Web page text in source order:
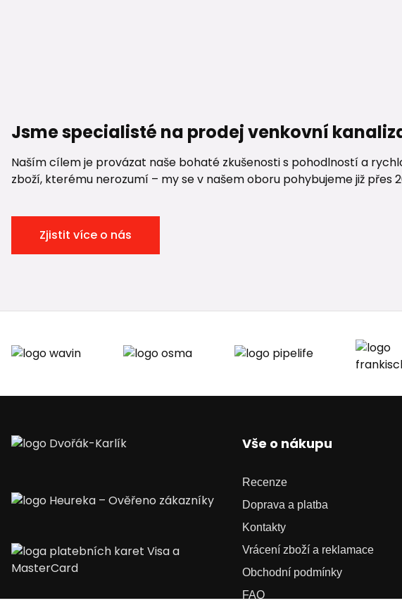
Jsme specialisté na prodej venkovní
Naším cílem je provázat naše bohaté zkušenosti s pohodlností a
zboží, kterému nerozumí – my se v našem oboru pohybujeme již
Zjistit více o nás
Vše o nákupu
Recenze
Doprava a platba
Kontakty
Vrácení zboží a reklamace
Obchodní podmínky
FAQ